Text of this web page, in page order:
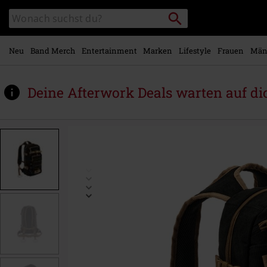
Hauptinhalt
springen
Katalog
durchsuchen
Packstation
suchen
Neu Band Merch Entertainment Marken Lifestyle Frauen
Deine Afterwork Deals warten auf
www.emp.at/p/cord-
584975St.html